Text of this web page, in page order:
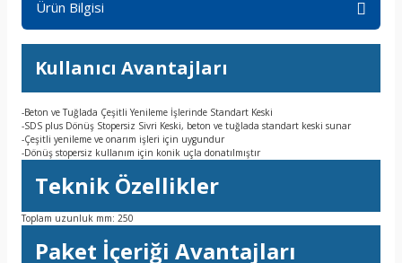
Ürün Bilgisi
Kullanıcı Avantajları
-Beton ve Tuğlada Çeşitli Yenileme İşlerinde Standart Keski
-SDS plus Dönüş Stopersiz Sivri Keski, beton ve tuğlada standart keski sunar
-Çeşitli yenileme ve onarım işleri için uygundur
-Dönüş stopersiz kullanım için konik uçla donatılmıştır
Teknik Özellikler
Toplam uzunluk mm: 250
Paket İçeriği Avantajları